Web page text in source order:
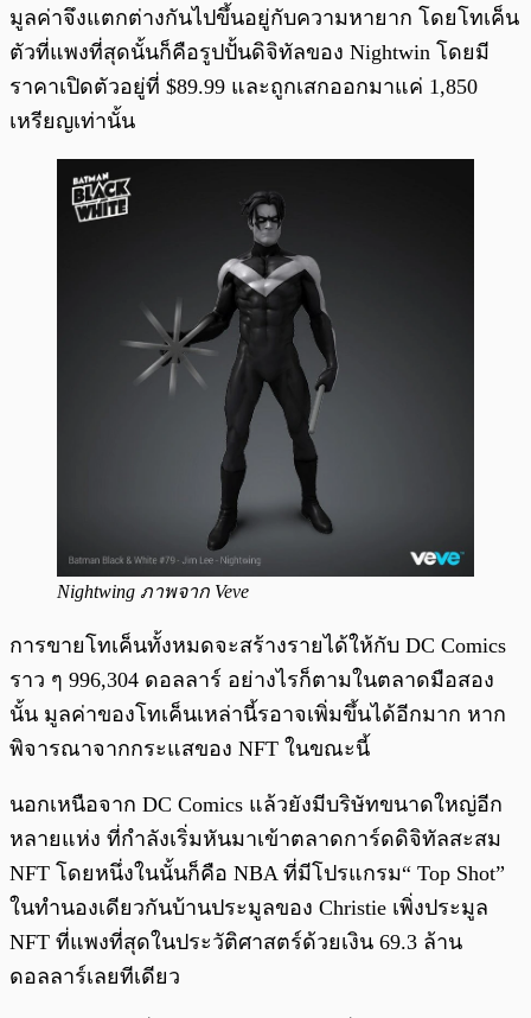
มูลค่าจึงแตกต่างกันไปขึ้นอยู่กับความหายาก โดยโทเค็น
ตัวที่แพงที่สุดนั้นก็คือรูปปั้นดิจิทัลของ Nightwin โดยมี
ราคาเปิดตัวอยู่ที่ $89.99 และถูกเสกออกมาแค่ 1,850
เหรียญเท่านั้น
Nightwing ภาพจาก Veve
การขายโทเค็นทั้งหมดจะสร้างรายได้ให้กับ DC Comics
ราว ๆ 996,304 ดอลลาร์ อย่างไรก็ตามในตลาดมือสอง
นั้น มูลค่าของโทเค็นเหล่านี้รอาจเพิ่มขึ้นได้อีกมาก หาก
พิจารณาจากกระแสของ NFT ในขณะนี้
นอกเหนือจาก DC Comics แล้วยังมีบริษัทขนาดใหญ่อีก
หลายแห่ง ที่กำลังเริ่มหันมาเข้าตลาดการ์ดดิจิทัลสะสม
NFT โดยหนึ่งในนั้นก็คือ NBA ที่มีโปรแกรม“ Top Shot”
ในทำนองเดียวกันบ้านประมูลของ Christie เพิ่งประมูล
NFT ที่แพงที่สุดในประวัติศาสตร์ด้วยเงิน 69.3 ล้าน
ดอลลาร์เลยทีเดียว